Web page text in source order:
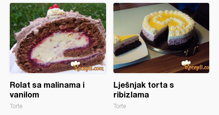
Rolat sa malinama i
vanilom
Torte
Lješnjak torta s
ribizlama
Torte